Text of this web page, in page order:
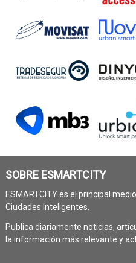
SOBRE ESMARTCITY
ESMARTCITY es el principal
Ciudades Inteligentes.
Publica diariamente noticias,
la información más relevante y